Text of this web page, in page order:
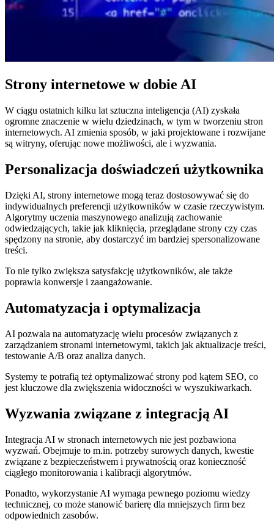
Strony internetowe w dobie AI
W ciągu ostatnich kilku lat sztuczna inteligencja (AI) zyskała
ogromne znaczenie w wielu dziedzinach, w tym w tworzeniu stron
internetowych. AI zmienia sposób, w jaki projektowane i rozwijane
są witryny, oferując nowe możliwości, ale i wyzwania.
Personalizacja doświadczeń użytkownika
Dzięki AI, strony internetowe mogą teraz dostosowywać się do
indywidualnych preferencji użytkowników w czasie rzeczywistym.
Algorytmy uczenia maszynowego analizują zachowanie
odwiedzających, takie jak kliknięcia, przeglądane strony czy czas
spędzony na stronie, aby dostarczyć im bardziej spersonalizowane
treści.
To nie tylko zwiększa satysfakcję użytkowników, ale także
poprawia konwersje i zaangażowanie.
Automatyzacja i optymalizacja
AI pozwala na automatyzację wielu procesów związanych z
zarządzaniem stronami internetowymi, takich jak aktualizacje treści,
testowanie A/B oraz analiza danych.
Systemy te potrafią też optymalizować strony pod kątem SEO, co
jest kluczowe dla zwiększenia widoczności w wyszukiwarkach.
Wyzwania związane z integracją AI
Integracja AI w stronach internetowych nie jest pozbawiona
wyzwań. Obejmuje to m.in. potrzeby surowych danych, kwestie
związane z bezpieczeństwem i prywatnością oraz konieczność
ciągłego monitorowania i kalibracji algorytmów.
Ponadto, wykorzystanie AI wymaga pewnego poziomu wiedzy
technicznej, co może stanowić barierę dla mniejszych firm bez
odpowiednich zasobów.